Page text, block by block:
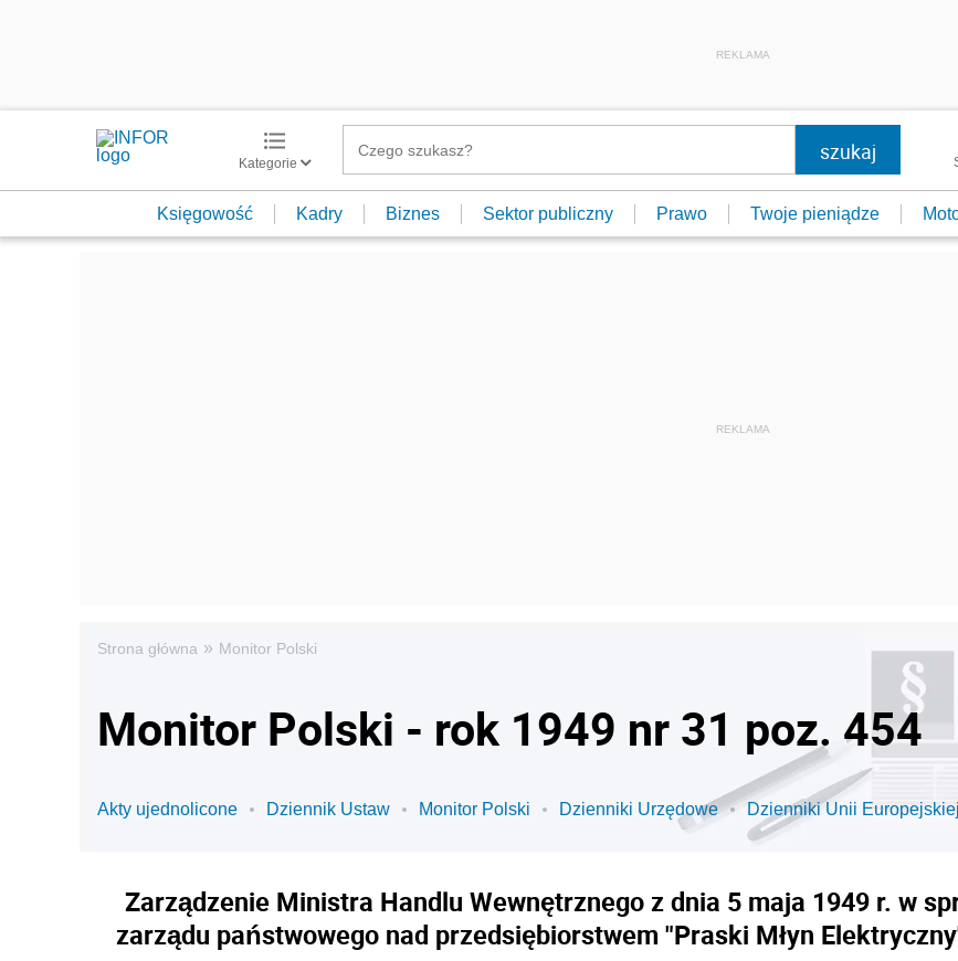
REKLAMA
Kategorie
Księgowość Kadry Biznes Sektor publiczny Prawo Twoje pieniądze
Strona główna » Monitor Polski
Monitor Polski - rok 1949 nr 31 poz. 454
Akty ujednolicone Dziennik Ustaw Monitor Polski Dzienniki Urzędowe Dzienniki Unii Europejskiej
Zarządzenie Ministra Handlu Wewnętrznego z dnia 5 maja 1949 r. w
zarządu państwowego nad przedsiębiorstwem "Praski Młyn